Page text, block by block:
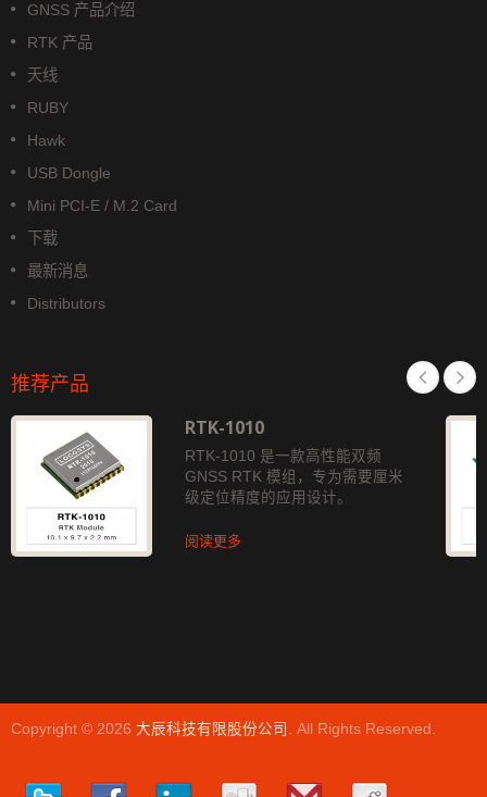
GNSS 产品介绍
RTK 产品
天线
RUBY
Hawk
USB Dongle
Mini PCI-E / M.2 Card
下载
最新消息
Distributors
推荐产品
RTK-1010
RTK-1010 是一款高性能双频
GNSS RTK 模组，专为需要厘米
级定位精度的应用设计。
阅读更多
Copyright © 2026 大辰科技有限股份公司 . All Rights Reserved.